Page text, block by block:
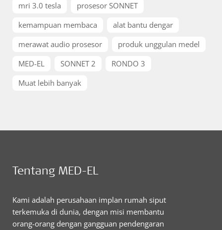
mri 3.0 tesla
prosesor SONNET
kemampuan membaca
alat bantu dengar
merawat audio prosesor
produk unggulan medel
MED-EL
SONNET 2
RONDO 3
Muat lebih banyak
Tentang MED-EL
Kami adalah perusahaan implan rumah siput
terkemuka di dunia, dengan misi membantu
orang-orang dengan gangguan pendengaran